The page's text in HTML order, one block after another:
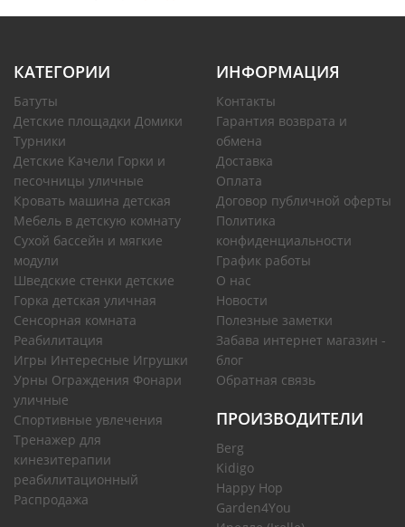
КАТЕГОРИИ
Батуты
Детские площадки Домики
Турники
Детские Качели Горки и
песочницы уличные
Кровать машина детская
Мебель в детскую комнату
Сухой бассейн и мягкие
модули
Шведские стенки детские
Горка детская уличная
Сенсорная комната
Реабилитация
Игры Интересные Игрушки
Урны Ограждения Фонари
уличные
Спортивные увлечения
Тренажер для
кинезитерапии
реабилитационный
Распродажа
ИНФОРМАЦИЯ
Контакты
Гарантия возврата и
обмена
Доставка
Оплата
Договор публичной оферты
Политика
конфиденциальности
График работы
О нас
Новости
Полезные заметки
Забава интернет магазин -
блог
Обратная связь
ПРОИЗВОДИТЕЛИ
Berg
Kidigo
Happy Hop
Garden4You